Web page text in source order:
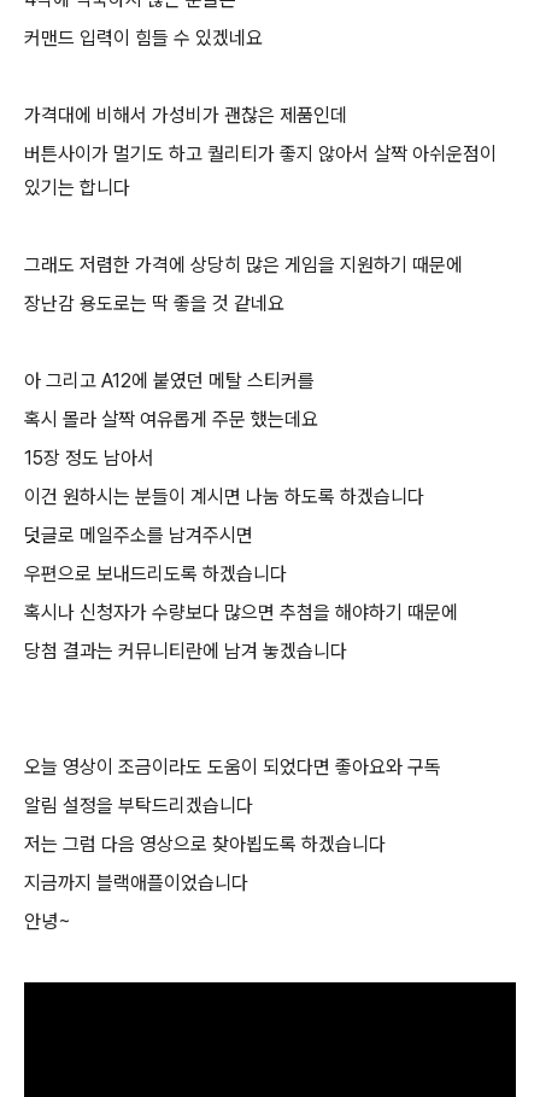
커맨드 입력이 힘들 수 있겠네요
가격대에 비해서 가성비가 괜찮은 제품인데
버튼사이가 멀기도 하고 퀄리티가 좋지 않아서 살짝 아쉬운점이
있기는 합니다
그래도 저렴한 가격에 상당히 많은 게임을 지원하기 때문에
장난감 용도로는 딱 좋을 것 같네요
아 그리고 A12에 붙였던 메탈 스티커를
혹시 몰라 살짝 여유롭게 주문 했는데요
15장 정도 남아서
이건 원하시는 분들이 계시면 나눔 하도록 하겠습니다
덧글로 메일주소를 남겨주시면
우편으로 보내드리도록 하겠습니다
혹시나 신청자가 수량보다 많으면 추첨을 해야하기 때문에
당첨 결과는 커뮤니티란에 남겨 놓겠습니다
오늘 영상이 조금이라도 도움이 되었다면 좋아요와 구독
알림 설정을 부탁드리겠습니다
저는 그럼 다음 영상으로 찾아뵙도록 하겠습니다
지금까지 블랙애플이었습니다
안녕~